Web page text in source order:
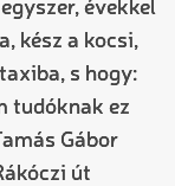
évekkel
kész a kocsi,
s hogy:
tudóknak ez
Gábor
út